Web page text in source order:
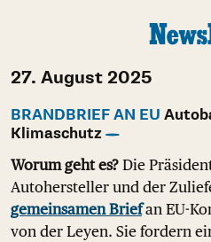
27. August 2025
BRANDBRIEF AN EU
Klimaschutz
Worum geht es? Die
Autohersteller und der
gemeinsamen Briefan EU-
von der Leyen. Sie fordern